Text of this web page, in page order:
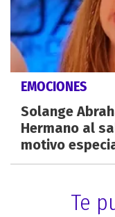
EMOCIONES
Solange
Hermano al
motivo
Te